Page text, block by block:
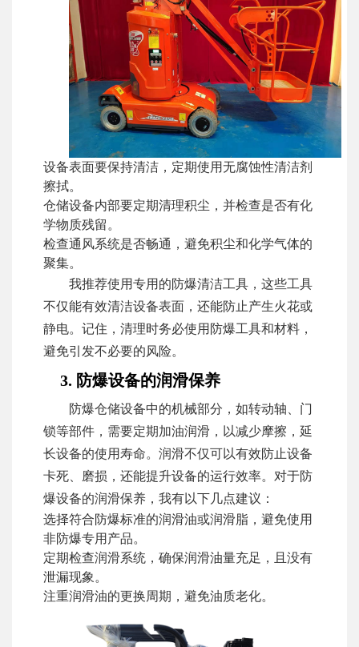
设备表面要保持清洁，定期使用无腐蚀性清洁剂
擦拭。
仓储设备内部要定期清理积尘，并检查是否有化
学物质残留。
检查通风系统是否畅通，避免积尘和化学气体的
聚集。
我推荐使用专用的防爆清洁工具，这些工具
不仅能有效清洁设备表面，还能防止产生火花或
静电。记住，清理时务必使用防爆工具和材料，
避免引发不必要的风险。
3. 防爆设备的润滑保养
防爆仓储设备中的机械部分，如转动轴、门
锁等部件，需要定期加油润滑，以减少摩擦，延
长设备的使用寿命。润滑不仅可以有效防止设备
卡死、磨损，还能提升设备的运行效率。对于防
爆设备的润滑保养，我有以下几点建议：
选择符合防爆标准的润滑油或润滑脂，避免使用
非防爆专用产品。
定期检查润滑系统，确保润滑油量充足，且没有
泄漏现象。
注重润滑油的更换周期，避免油质老化。